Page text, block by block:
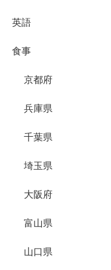
英語
食事
京都府
兵庫県
千葉県
埼玉県
大阪府
富山県
山口県